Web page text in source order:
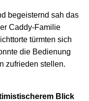
begeisternd sah das
Caddy-Familie
türmten sich
die Bedienung
zufrieden stellen.
Blick